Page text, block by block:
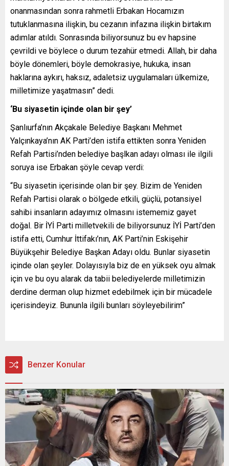
onanmasından sonra rahmetli Erbakan Hocamızın
tutuklanmasına ilişkin, bu cezanın infazına ilişkin birtakım
adımlar atıldı. Sonrasında biliyorsunuz bu ev hapsine
çevrildi ve böylece o durum tezahür etmedi. Allah, bir daha
böyle dönemleri, böyle demokrasiye, hukuka, insan
haklarına aykırı, haksız, adaletsiz uygulamaları ülkemize,
milletimize yaşatmasın” dedi.
‘Bu siyasetin içinde olan bir şey’
Şanlıurfa’nın Akçakale Belediye Başkanı Mehmet
Yalçınkaya’nın AK Parti’den istifa ettikten sonra Yeniden
Refah Partisi’nden belediye başlkan adayı olması ile ilgili
soruya ise Erbakan şöyle cevap verdi:
“Bu siyasetin içerisinde olan bir şey. Bizim de Yeniden
Refah Partisi olarak o bölgede etkili, güçlü, potansiyel
sahibi insanların adayımız olmasını istememiz gayet
doğal. Bir İYİ Parti milletvekili de biliyorsunuz İYİ Parti’den
istifa etti, Cumhur İttifakı’nın, AK Parti’nin Eskişehir
Büyükşehir Belediye Başkan Adayı oldu. Bunlar siyasetin
içinde olan şeyler. Dolayısıyla biz de en yüksek oyu almak
için ve bu oyu alarak da tabii belediyelerde milletimizin
derdine derman olup hizmet edebilmek için bir mücadele
içerisindeyiz. Bununla ilgili bunları söyleyebilirim”
Benzer Konular